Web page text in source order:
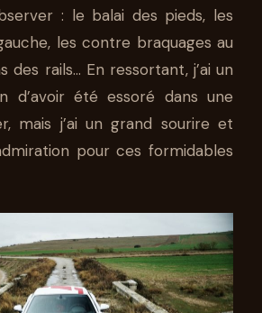
: le balai des pieds, les
les contre braquages au
des rails… En ressortant, j’ai un
d’avoir été essoré dans une
mais j’ai un grand sourire et
pour ces formidables